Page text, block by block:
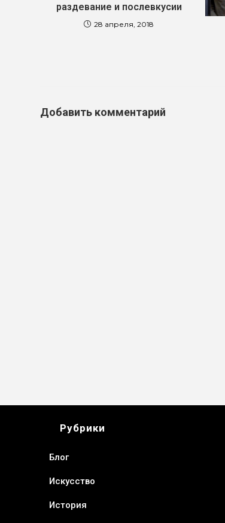
раздевание и послевкусии
28 апреля, 2018
Добавить комментарий
Рубрики
Блог
Искусство
История